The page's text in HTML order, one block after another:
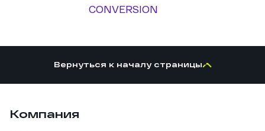
CONVERSION
Вернуться к началу страницы
Компания